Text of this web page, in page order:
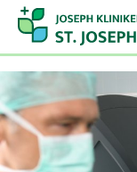
Startseite
Home